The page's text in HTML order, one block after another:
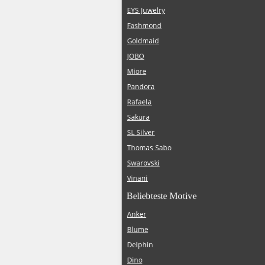
EYS Juwelry
Fashmond
Goldmaid
JOBO
Miore
Pandora
Rafaela
Sakura
SL Silver
Thomas Sabo
Swarovski
Vinani
Beliebteste Motive
Anker
Blume
Delphin
Dino